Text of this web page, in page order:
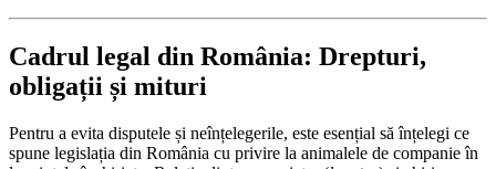
Cadrul legal din România: Drepturi,
obligații și mituri
Pentru a evita disputele și neînțelegerile, este esențial să înțelegi ce
spune legislația din România cu privire la animalele de companie în